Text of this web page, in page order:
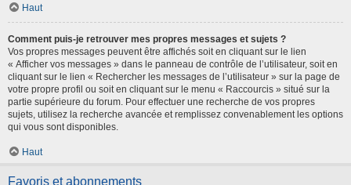
Haut
Comment puis-je retrouver mes propres messages et sujets ?
Vos propres messages peuvent être affichés soit en cliquant sur le lien
« Afficher vos messages » dans le panneau de contrôle de l’utilisateur, soit en
cliquant sur le lien « Rechercher les messages de l’utilisateur » sur la page de
votre propre profil ou soit en cliquant sur le menu « Raccourcis » situé sur la
partie supérieure du forum. Pour effectuer une recherche de vos propres
sujets, utilisez la recherche avancée et remplissez convenablement les options
qui vous sont disponibles.
Haut
Favoris et abonnements